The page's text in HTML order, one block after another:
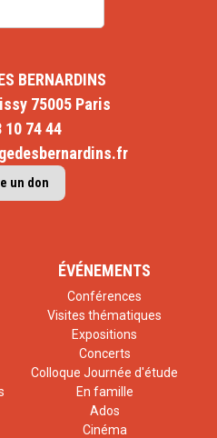
BERNARDINS
75005 Paris
10 74 44
un don
ÉVÉNEMENTS
Conférences
Visites thématiques
Expositions
Concerts
Colloque Journée d'étude
En famille
Ados
Cinéma